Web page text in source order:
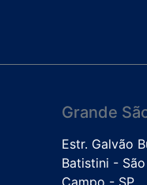
Grande
Estr. Galvão
Batistini -